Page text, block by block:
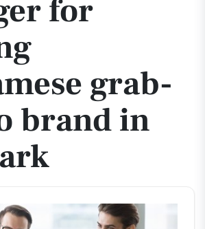
for
grab-
brand in